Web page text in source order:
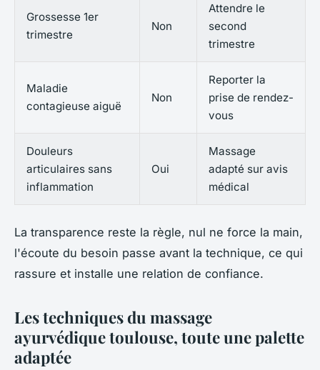
Grossesse 1er
trimestre
Non
Attendre le
second
trimestre
Maladie
contagieuse aiguë
Non
Reporter la
prise de rendez-
vous
Douleurs
articulaires sans
inflammation
Oui
Massage
adapté sur avis
médical
La transparence reste la règle, nul ne force la main,
l'écoute du besoin passe avant la technique, ce qui
rassure et installe une relation de confiance.
Les techniques du massage
ayurvédique toulouse, toute une palette
adaptée